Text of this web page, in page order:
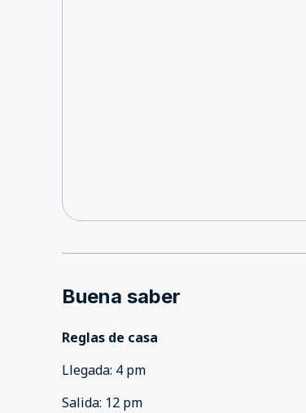
Buena saber
Reglas de casa
Llegada: 4 pm
Salida: 12 pm